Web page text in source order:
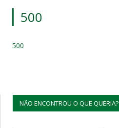
500
500
NÃO ENCONTROU O QUE QUERIA?